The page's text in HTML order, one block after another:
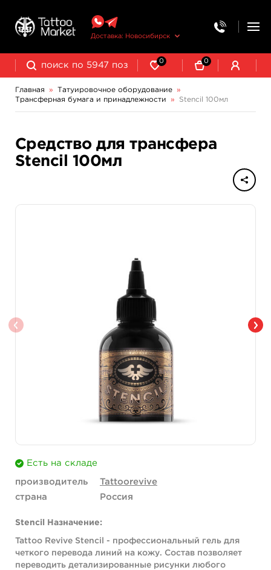
Доставка: Новосибирск
0 0
Главная » Татуировочное оборудование
»
Трансферная бумага и принадлежности
» Stencil 100мл
Средство для трансфера
Stencil 100мл
Есть на складе
производитель
Tattoorevive
страна
Россия
Stencil Назначение:
Tattoo Revive Stencil - профессиональный гель для
четкого перевода линий на кожу. Состав позволяет
переводить детализированные рисунки любого